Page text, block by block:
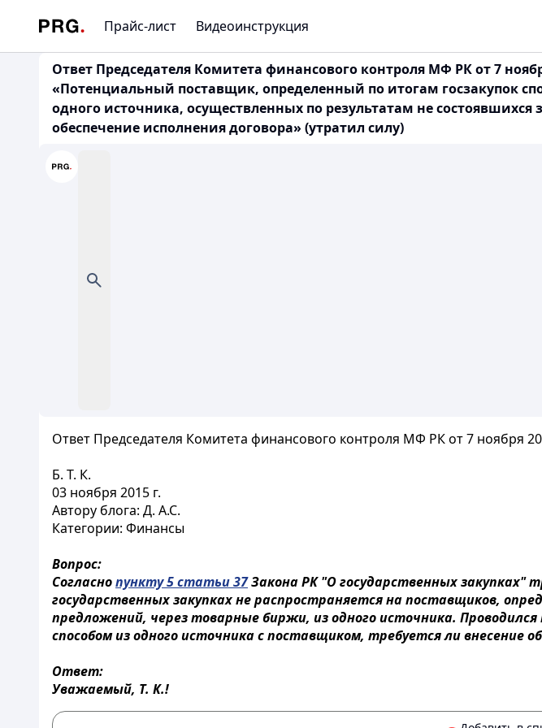
Прайс-лист Видеоинструкция
Ответ Председателя Комитета финансового контроля МФ РК от 7
«Потенциальный поставщик, определенный по итогам госзакупок
одного источника, осуществленных по результатам не
обеспечение исполнения договора» (утратил силу)
Ответ Председателя Комитета финансового контроля МФ РК от 7 ноября
Б. Т. К.
03 ноября 2015 г.
Автору блога: Д. А.С.
Категории: Финансы
Вопрос:
Согласнопункту 5 статьи 37Закона РК "О государственных закупках"
государственных закупках не распространяется на поставщиков,
предложений, через товарные биржи, из одного источника.
способом из одного источника с поставщиком, требуется ли внесение
Ответ:
Уважаемый, Т. К.!